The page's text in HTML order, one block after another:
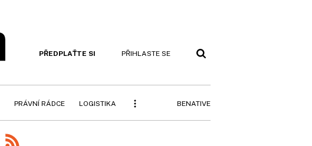
PŘEDPLAŤTE SI PŘIHLASTE SE
PRÁVNÍ RÁDCE LOGISTIKA BENATIVE